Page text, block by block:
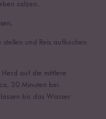
salzen.
und Reis aufkochen
auf die mittlere
30 Minuten bei
bis das Wasser